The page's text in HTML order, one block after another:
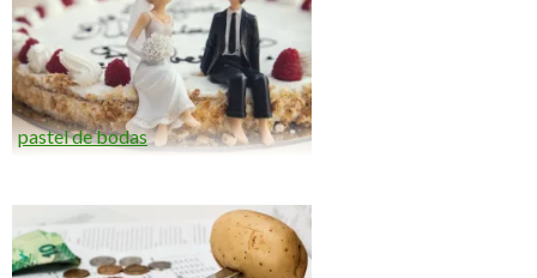
pastel de bodas